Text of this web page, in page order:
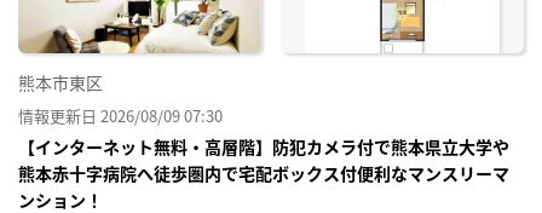
熊本市東区
情報更新日 2026/08/09 07:30
【インターネット無料・高層階】防犯カメラ付で熊本県立大学や
熊本赤十字病院へ徒歩圏内で宅配ボックス付便利なマンスリーマ
ンション！